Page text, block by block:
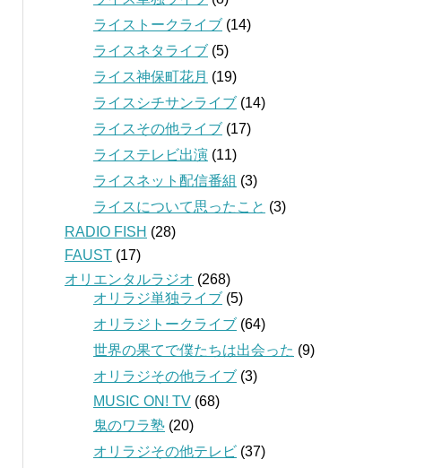
ライストークライブ (14)
ライスネタライブ (5)
ライス神保町花月 (19)
ライスシチサンライブ (14)
ライスその他ライブ (17)
ライステレビ出演 (11)
ライスネット配信番組 (3)
ライスについて思ったこと (3)
RADIO FISH (28)
FAUST (17)
オリエンタルラジオ (268)
オリラジ単独ライブ (5)
オリラジトークライブ (64)
世界の果てで僕たちは出会った (9)
オリラジその他ライブ (3)
MUSIC ON! TV (68)
鬼のワラ塾 (20)
オリラジその他テレビ (37)